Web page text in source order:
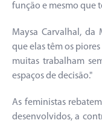
função e mesmo que
Maysa Carvalhal, da
que elas têm os
muitas trabalham
espaços de decisão."
As feministas
desenvolvidos, a